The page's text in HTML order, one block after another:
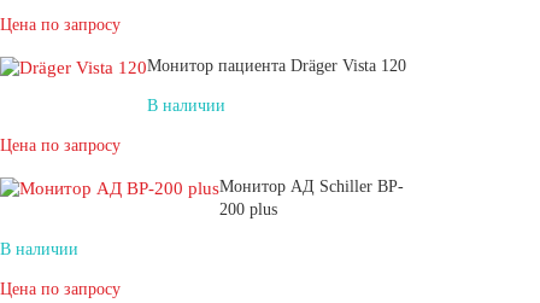
Цена по запросу
Монитор пациента Dräger Vista 120
В наличии
Цена по запросу
Монитор АД Schiller BP-
200 plus
В наличии
Цена по запросу